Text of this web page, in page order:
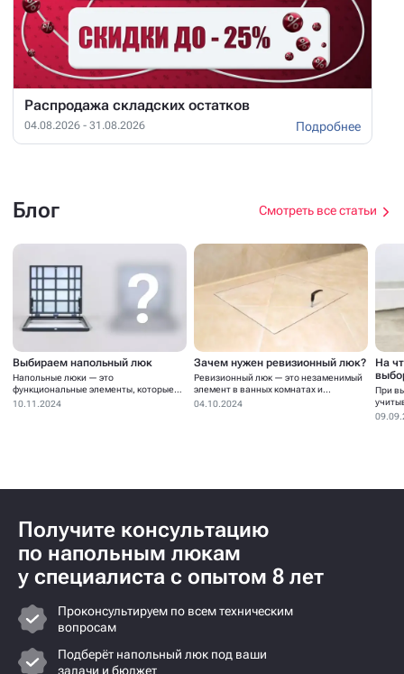
Распродажа складских остатков
04.08.2026 - 31.08.2026 Подробнее
Блог Смотреть все статьи
Выбираем напольный люк
Напольные люки — это
функциональные элементы, которые
устанавливаются для...
10.11.2024
Зачем нужен ревизионный люк?
Ревизионный люк — это незаменимый
элемент в ванных комнатах и...
04.10.2024
На
При
Получите консультацию
по напольным люкам
у специалиста с опытом 8 лет
Проконсультируем по всем техническим
вопросам
Подберёт напольный люк под ваши
задачи и бюджет